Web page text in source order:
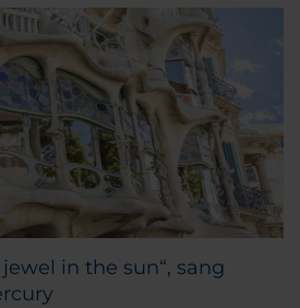
in the sun“, sang